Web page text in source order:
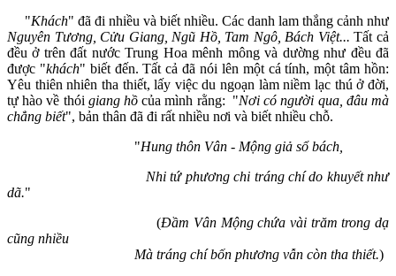
"Khách" đã đi nhiều và biết nhiều. Các danh lam thắng cảnh như
Nguyên Tương, Cửu Giang, Ngũ Hồ, Tam Ngô, Bách Việt...Tất cả
đều ở trên đất nước Trung Hoa mênh mông và dường như đều đã
được "khách" biết đến. Tất cả đã nói lên một cá tính, một tâm hồn:
Yêu thiên nhiên tha thiết, lấy việc du ngoạn làm niềm lạc thú ở đời,
tự hào về thói giang hồ của mình rằng: "Nơi có người qua, đâu mà
chẳng biết", bản thân đã đi rất nhiều nơi và biết nhiều chỗ.
"Hung thôn Vân - Mộng giả sổ bách,
Nhi tứ phương chi tráng chí do khuyết như
dã."
(Đầm Vân Mộng chứa vài trăm trong dạ
cũng nhiều
Mà tráng chí bốn phương vẫn còn tha thiết.)